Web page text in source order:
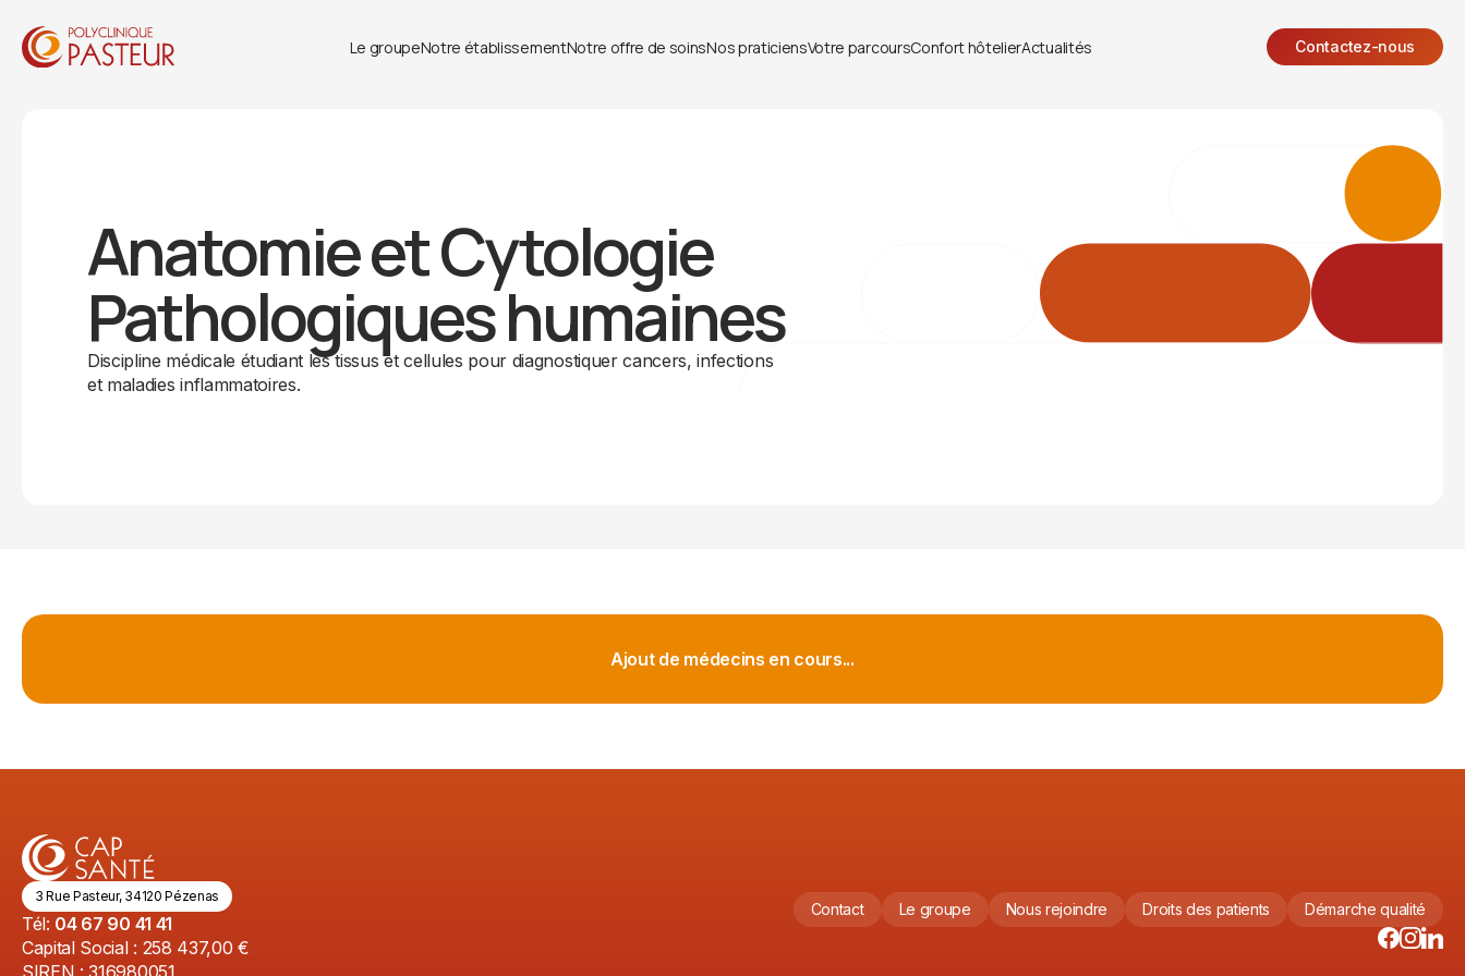
Le groupeNotre établissementNotre offre de soinsNos praticiensVotre parcoursConfort hôtelierActualités Contactez-nous
Anatomie et Cytologie
Pathologiques humaines
Discipline médicale étudiant les tissus et cellules pour diagnostiquer cancers, infections
et maladies inflammatoires.
Ajout de médecins en cours...
3 Rue Pasteur, 34120 Pézenas
Tél: 04 67 90 41 41
Capital Social : 258 437,00 €
SIREN : 316980051
Contact Le groupe Nous rejoindre Droits des patients Démarche qualité